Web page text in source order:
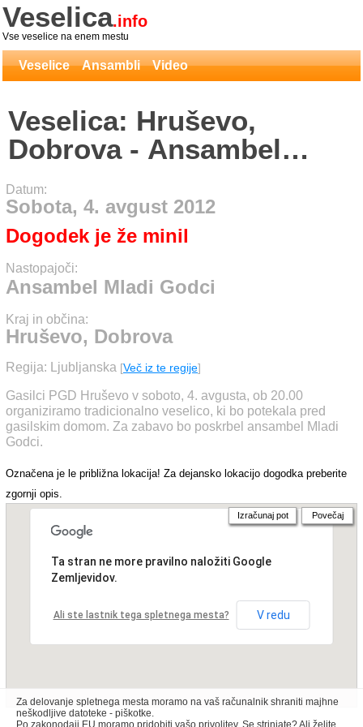
Veselica.info
Vse veselice na enem mestu
Veselice Ansambli Video
Veselica: Hruševo,
Dobrova - Ansambel
Mladi Godci
Datum:
Sobota, 4. avgust 2012
Dogodek je že minil
Nastopajoči:
Ansambel Mladi Godci
Kraj in občina:
Hruševo, Dobrova
Regija: Ljubljanska [Več iz te regije]
Gasilci PGD Hruševo v soboto, 4. avgusta, ob 20.00
organiziramo tradicionalno veselico, ki bo potekala pred
gasilskim domom. Za zabavo bo poskrbel ansambel Mladi
Godci.
Označena je le približna lokacija! Za dejansko lokacijo dogodka preberite
zgornji opis.
Ta stran ne more pravilno naložiti Google
Zemljevidov.
Ali ste lastnik tega spletnega mesta? V redu
Izračunaj pot Povečaj
Za delovanje spletnega mesta moramo na vaš računalnik shraniti majhne
neškodljive datoteke - piškotke.
Po zakonodaji EU moramo pridobiti vašo privolitev. Se strinjate? Ali želite